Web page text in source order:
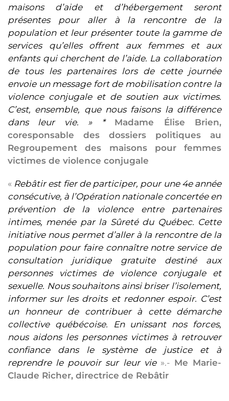
maisons d’aide et d’hébergement seront
présentes pour aller à la rencontre de la
population et leur présenter toute la gamme de
services qu’elles offrent aux femmes et aux
enfants qui cherchent de l’aide. La collaboration
de tous les partenaires lors de cette journée
envoie un message fort de mobilisation contre la
violence conjugale et de soutien aux victimes.
C’est, ensemble, que nous faisons la différence
dans leur vie. » * Madame Élise Brien,
coresponsable des dossiers politiques au
Regroupement des maisons pour femmes
victimes de violence conjugale
« Rebâtir est fier de participer, pour une 4e année
consécutive, à l’Opération nationale concertée en
prévention de la violence entre partenaires
intimes, menée par la Sûreté du Québec. Cette
initiative nous permet d’aller à la rencontre de la
population pour faire connaître notre service de
consultation juridique gratuite destiné aux
personnes victimes de violence conjugale et
sexuelle. Nous souhaitons ainsi briser l’isolement,
informer sur les droits et redonner espoir. C’est
un honneur de contribuer à cette démarche
collective québécoise. En unissant nos forces,
nous aidons les personnes victimes à retrouver
confiance dans le système de justice et à
reprendre le pouvoir sur leur vie».- Me Marie-
Claude Richer, directrice de Rebâtir